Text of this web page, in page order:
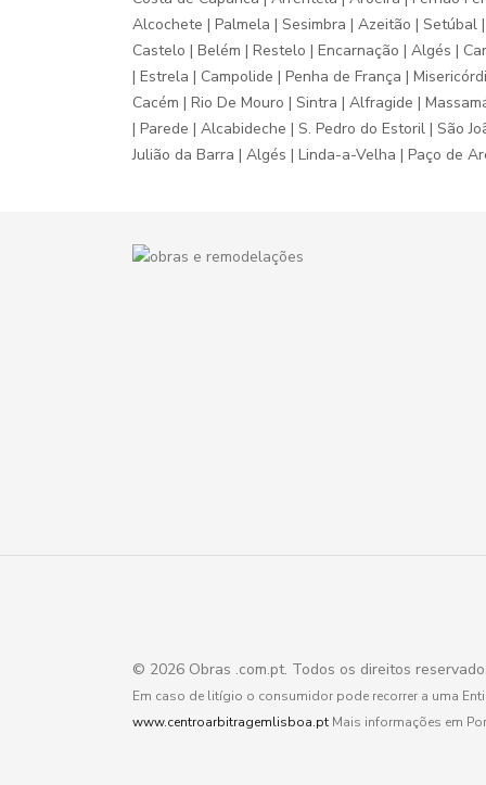
Alcochete | Palmela | Sesimbra | Azeitão | Setúbal
Castelo | Belém | Restelo | Encarnação | Algés |
| Estrela | Campolide | Penha de França |
Cacém | Rio De Mouro | Sintra | Alfragide |
| Parede | Alcabideche | S. Pedro do Estoril | São
Julião da Barra | Algés | Linda-a-Velha | Paço de
© 2026 Obras .com.pt. Todos os direitos
Em caso de litígio o consumidor pode recorrer a uma
www.centroarbitragemlisboa.pt Mais informações em